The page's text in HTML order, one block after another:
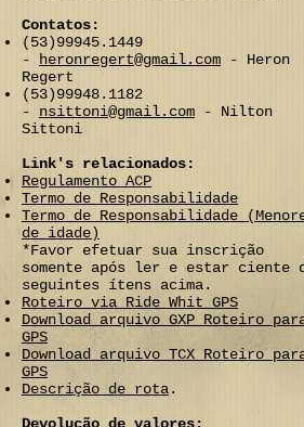
Contatos:
(53)99945.1449
-
heronregert@gmail.com - Heron
Regert
(53)99948.1182
- nsittoni@gmail.com - Nilton
Sittoni
Link's relacionados:
Regulamento ACP
Termo de Responsabilidade
Termo de Responsabilidade
de idade)
*Favor efetuar sua inscrição
somente após ler e estar ciente
seguintes ítens acima.
Roteiro via Ride Whit GPS
Download arquivo GXP Roteiro
GPS
Download arquivo TCX Roteiro
GPS
Descrição de rota.